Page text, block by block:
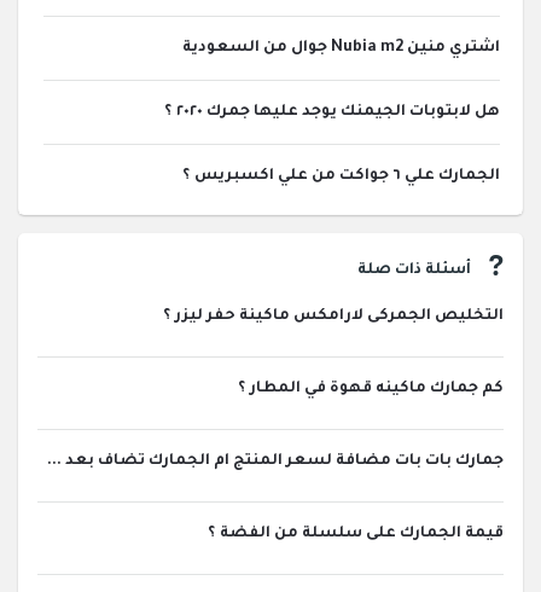
اشتري منين Nubia m2 جوال من السعودية
هل لابتوبات الجيمنك يوجد عليها جمرك ٢٠٢٠ ؟
الجمارك علي ٦ جواكت من علي اكسبريس ؟
أسئلة ذات صلة
التخليص الجمركى لارامكس ماكينة حفر ليزر ؟
كم جمارك ماكينه قهوة في المطار ؟
جمارك بات بات مضافة لسعر المنتج ام الجمارك تضاف بعد ...
قيمة الجمارك على سلسلة من الفضة ؟